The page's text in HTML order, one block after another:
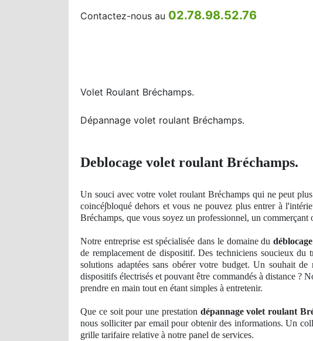
Contactez-nous au 02.78.98.52.76
Volet Roulant Bréchamps.
Dépannage volet roulant Bréchamps.
Deblocage volet roulant Bréchamps.
Un souci avec votre volet roulant Bréchamps qui ne peut
coincé∫bloquédehors et vous ne pouvez plus entrer àl'int
Bréchamps, que vous soyez un professionnel, un commerçant
Notre entreprise est spécialisée dans le domaine du
de remplacement de dispositif. Des techniciens soucieux
solutions adaptées sans obérer votre budget. Un souhait
dispositifs électrisés et pouvant être commandés à distance ?
prendre en main tout en étant simples à entretenir.
Que ce soit pour une prestation dépannage volet roulant
nous solliciter par email pour obtenir des informations. Un
grille tarifaire relative à notre panel de services.